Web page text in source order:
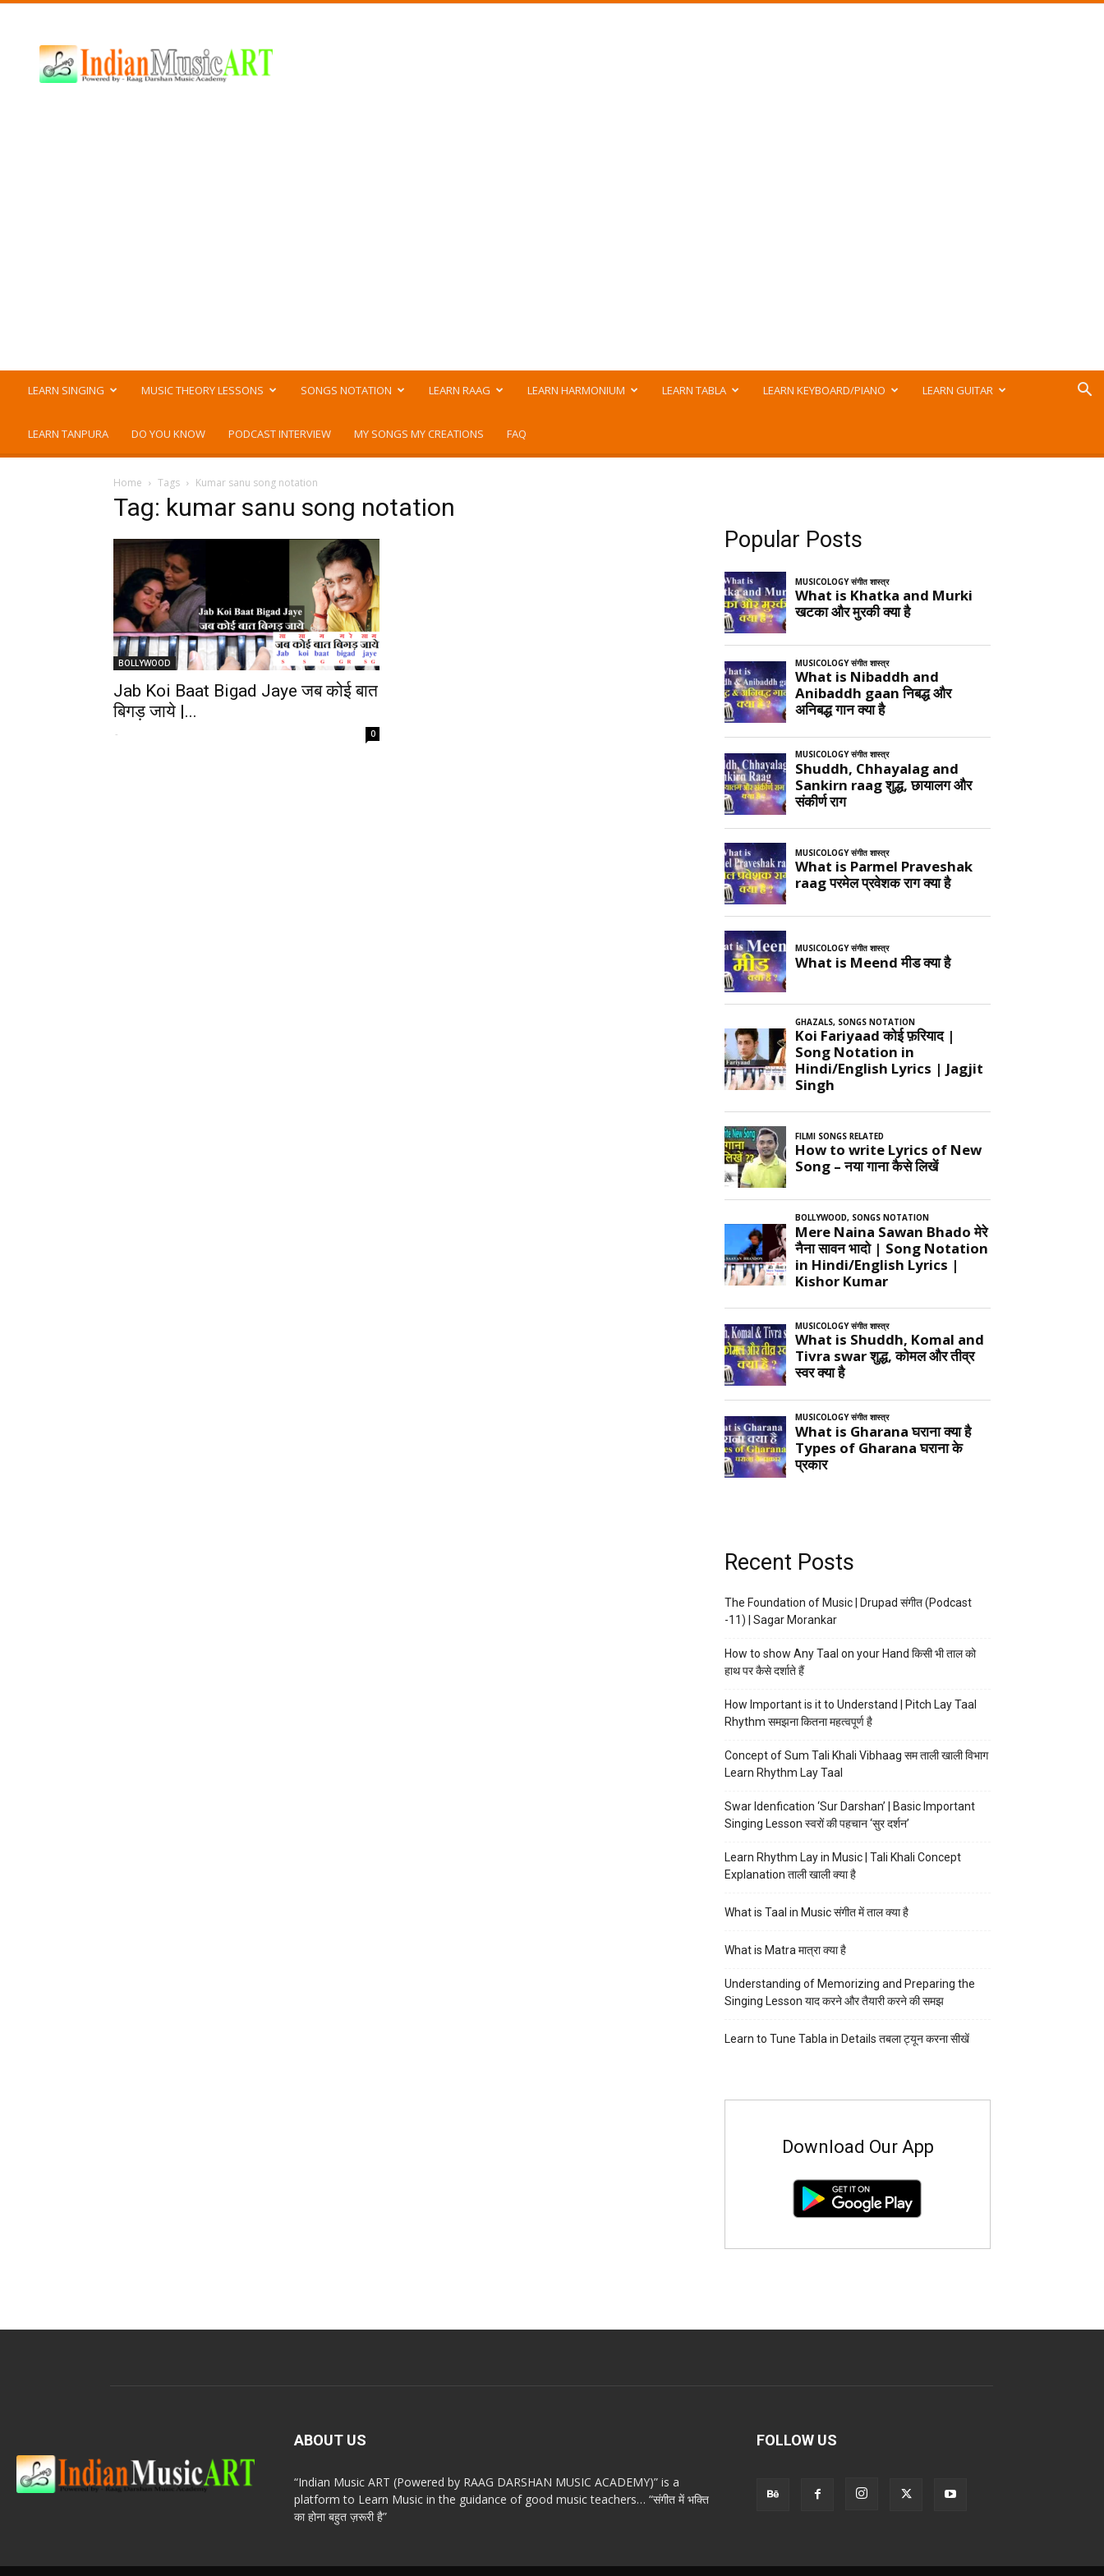
Music
ART
LEARN SINGING MUSIC THEORY LESSONS SONGS NOTATION LEARN RAAG LEARN HARMONIUM LEARN TABLA LEARN KEYBOARD/PIANO LEARN GUITAR
LEARN TANPURA DO YOU KNOW PODCAST INTERVIEW MY SONGS MY CREATIONS FAQ
Home Tags Kumar sanu song notation
Tag: kumar sanu song notation
BOLLYWOOD
Jab Koi Baat Bigad Jaye जब कोई बात
बिगड़ जाये |...
- 0
Popular Posts
Recent Posts
The Foundation of Music | Drupad संगीत (Podcast
-11) | Sagar Morankar
How to show Any Taal on your Hand किसी भी ताल को
हाथ पर कैसे दर्शाते हैं
How Important is it to Understand | Pitch Lay Taal
Rhythm समझना कितना महत्वपूर्ण है
Concept of Sum Tali Khali Vibhaag सम ताली खाली विभाग
Learn Rhythm Lay Taal
Swar Idenfication ‘Sur Darshan’ | Basic Important
Singing Lesson स्वरों की पहचान ‘सुर दर्शन’
Learn Rhythm Lay in Music | Tali Khali Concept
Explanation ताली खाली क्या है
What is Taal in Music संगीत में ताल क्या है
What is Matra मात्रा क्या है
Understanding of Memorizing and Preparing the
Singing Lesson याद करने और तैयारी करने की समझ
Learn to Tune Tabla in Details तबला ट्यून करना सीखें
Download Our App
ABOUT US
“Indian Music ART (Powered by RAAG DARSHAN MUSIC ACADEMY)” is a
platform to Learn Music in the guidance of good music teachers… “संगीत में भक्ति
का होना बहुत ज़रूरी है”
FOLLOW US